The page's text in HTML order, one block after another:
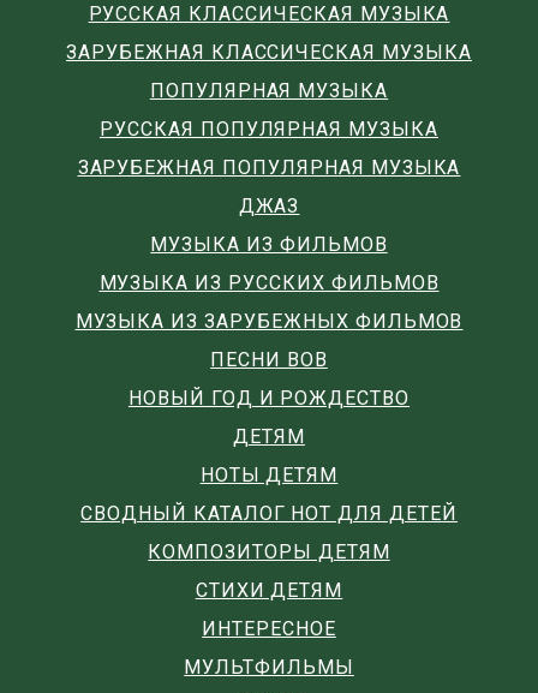
РУССКАЯ КЛАССИЧЕСКАЯ МУЗЫКА
ЗАРУБЕЖНАЯ КЛАССИЧЕСКАЯ МУЗЫКА
ПОПУЛЯРНАЯ МУЗЫКА
РУССКАЯ ПОПУЛЯРНАЯ МУЗЫКА
ЗАРУБЕЖНАЯ ПОПУЛЯРНАЯ МУЗЫКА
ДЖАЗ
МУЗЫКА ИЗ ФИЛЬМОВ
МУЗЫКА ИЗ РУССКИХ ФИЛЬМОВ
МУЗЫКА ИЗ ЗАРУБЕЖНЫХ ФИЛЬМОВ
ПЕСНИ ВОВ
НОВЫЙ ГОД И РОЖДЕСТВО
ДЕТЯМ
НОТЫ ДЕТЯМ
СВОДНЫЙ КАТАЛОГ НОТ ДЛЯ ДЕТЕЙ
КОМПОЗИТОРЫ ДЕТЯМ
СТИХИ ДЕТЯМ
ИНТЕРЕСНОЕ
МУЛЬТФИЛЬМЫ